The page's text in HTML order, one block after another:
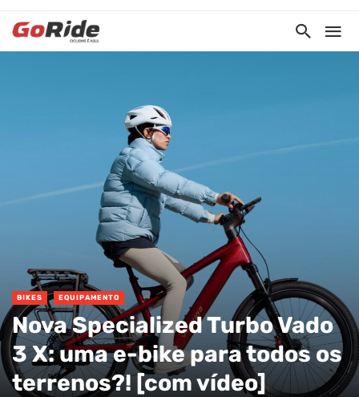
BIKES EQUIPAMENTO
Nova Specialized Turbo Vado
3 X: uma e-bike para todos os
terrenos?! [com vídeo]